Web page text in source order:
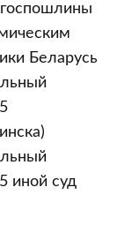
Беларусь
иной суд